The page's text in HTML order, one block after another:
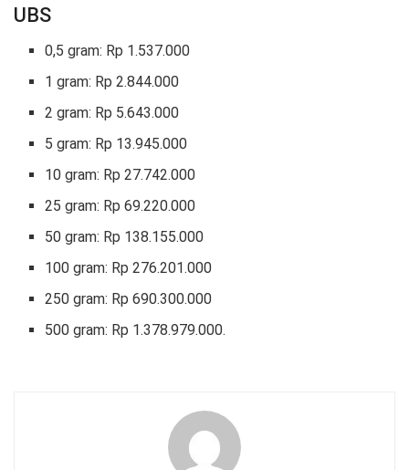
UBS
0,5 gram: Rp 1.537.000
1 gram: Rp 2.844.000
2 gram: Rp 5.643.000
5 gram: Rp 13.945.000
10 gram: Rp 27.742.000
25 gram: Rp 69.220.000
50 gram: Rp 138.155.000
100 gram: Rp 276.201.000
250 gram: Rp 690.300.000
500 gram: Rp 1.378.979.000.